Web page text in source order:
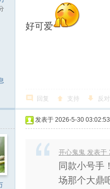
好可爱
回复 支持 反对
发表于 2026-5-30 03:02:53
开心鬼鬼 发表于
同款小号手
场那个大鼎